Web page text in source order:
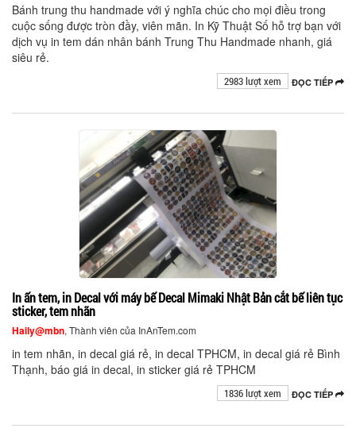
Bánh trung thu handmade với ý nghĩa chúc cho mọi điều trong
cuộc sống được tròn đầy, viên mãn. In Kỹ Thuật Số hỗ trợ bạn với
dịch vụ in tem dán nhân bánh Trung Thu Handmade nhanh, giá
siêu rẻ.
ĐỌC TIẾP
2983 lượt xem
In ấn tem, in Decal với máy bế Decal Mimaki Nhật Bản cắt bế liên tục
sticker, tem nhãn
Haily@mbn, Thành viên của InAnTem.com
in tem nhãn, in decal giá rẻ, in decal TPHCM, in decal giá rẻ Bình
Thạnh, báo giá in decal, in sticker giá rẻ TPHCM
ĐỌC TIẾP
1836 lượt xem